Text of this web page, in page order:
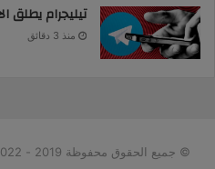
تيليجرام يطلق
منذ 3 دقائق
© جميع الحقوق محفوظة 2019 - 2022 -